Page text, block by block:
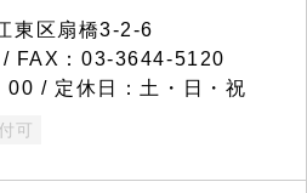
東区扇橋3-2-6
FAX：03-3644-5120
/ 定休日：土・日・祝
可